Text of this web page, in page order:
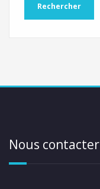
Nous contacter